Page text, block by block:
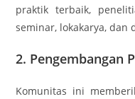
praktik terbaik,
seminar, lokakarya, dan
2. Pengembangan
Komunitas ini